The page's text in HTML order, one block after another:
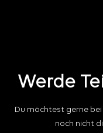
Werde
Du möchtest gerne
noch nicht